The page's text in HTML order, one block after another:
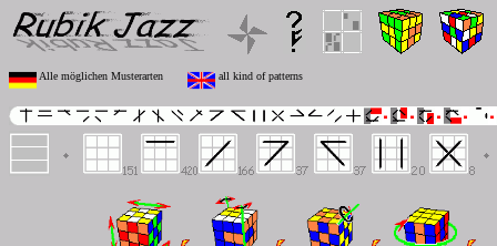
Alle möglichen Musterarten all kind of patterns